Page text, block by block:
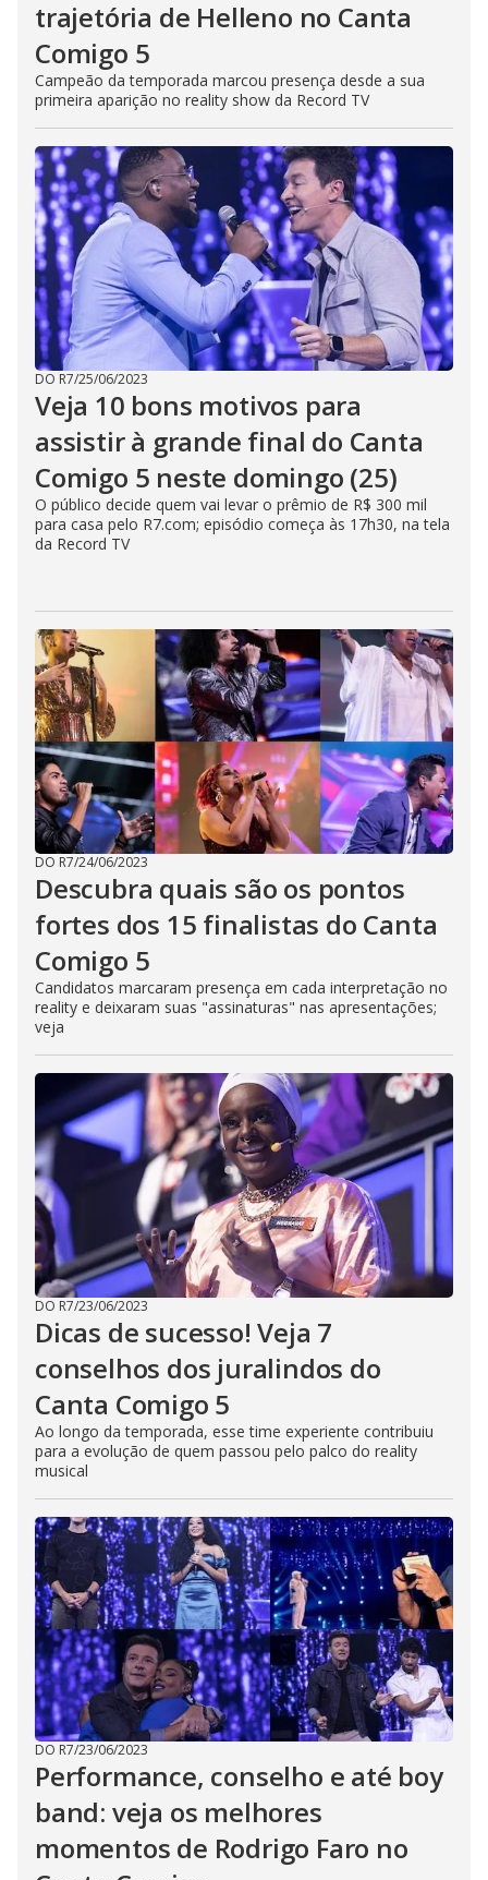
trajetória de Helleno no Canta
Comigo 5
Campeão da temporada marcou presença desde a sua
primeira aparição no reality show da Record TV
DO R7/25/06/2023
Veja 10 bons motivos para
assistir à grande final do Canta
Comigo 5 neste domingo (25)
O público decide quem vai levar o prêmio de R$ 300 mil
para casa pelo R7.com; episódio começa às 17h30, na tela
da Record TV
DO R7/24/06/2023
Descubra quais são os pontos
fortes dos 15 finalistas do Canta
Comigo 5
Candidatos marcaram presença em cada interpretação no
reality e deixaram suas "assinaturas" nas apresentações;
veja
DO R7/23/06/2023
Dicas de sucesso! Veja 7
conselhos dos juralindos do
Canta Comigo 5
Ao longo da temporada, esse time experiente contribuiu
para a evolução de quem passou pelo palco do reality
musical
DO R7/23/06/2023
Performance, conselho e até boy
band: veja os melhores
momentos de Rodrigo Faro no